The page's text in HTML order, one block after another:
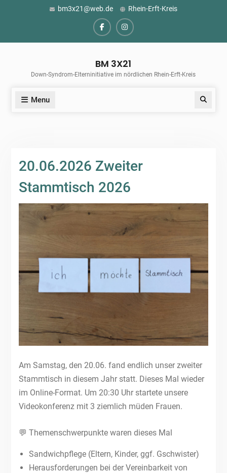
bm3x21@web.de Rhein-Erft-Kreis
FacebookInstagram
BM 3X21
Down-Syndrom-Elterninitiative im nördlichen Rhein-Erft-Kreis
Menu Search
20.06.2026 Zweiter
Stammtisch 2026
Am Samstag, den 20.06. fand endlich unser zweiter
Stammtisch in diesem Jahr statt. Dieses Mal wieder
im Online-Format. Um 20:30 Uhr startete unsere
Videokonferenz mit 3 ziemlich müden Frauen.
💬 Themenschwerpunkte waren dieses Mal
Sandwichpflege (Eltern, Kinder, ggf. Gschwister)
Herausforderungen bei der Vereinbarkeit von